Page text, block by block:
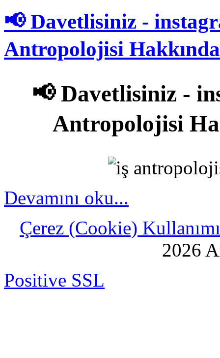
📢 Davetlisiniz -
Antropolojisi Hakkında
📢 Davetlisiniz -
Antropolojisi
Devamını oku...
Çerez (Cookie)
2026
Positive SSL